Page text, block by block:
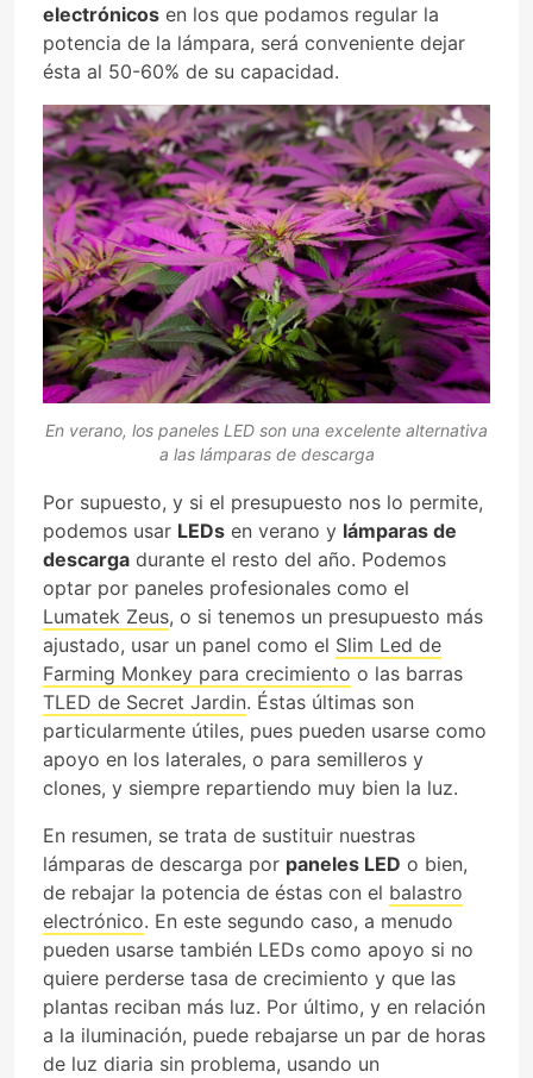
electrónicos en los que podamos regular la
potencia de la lámpara, será conveniente dejar
ésta al 50-60% de su capacidad.
En verano, los paneles LED son una excelente alternativa
a las lámparas de descarga
Por supuesto, y si el presupuesto nos lo permite,
podemos usar LEDs en verano y lámparas de
descarga durante el resto del año. Podemos
optar por paneles profesionales como el
Lumatek Zeus, o si tenemos un presupuesto más
ajustado, usar un panel como el Slim Led de
Farming Monkey para crecimiento o las barras
TLED de Secret Jardin. Éstas últimas son
particularmente útiles, pues pueden usarse como
apoyo en los laterales, o para semilleros y
clones, y siempre repartiendo muy bien la luz.
En resumen, se trata de sustituir nuestras
lámparas de descarga por paneles LED o bien,
de rebajar la potencia de éstas con el balastro
electrónico. En este segundo caso, a menudo
pueden usarse también LEDs como apoyo si no
quiere perderse tasa de crecimiento y que las
plantas reciban más luz. Por último, y en relación
a la iluminación, puede rebajarse un par de horas
de luz diaria sin problema, usando un